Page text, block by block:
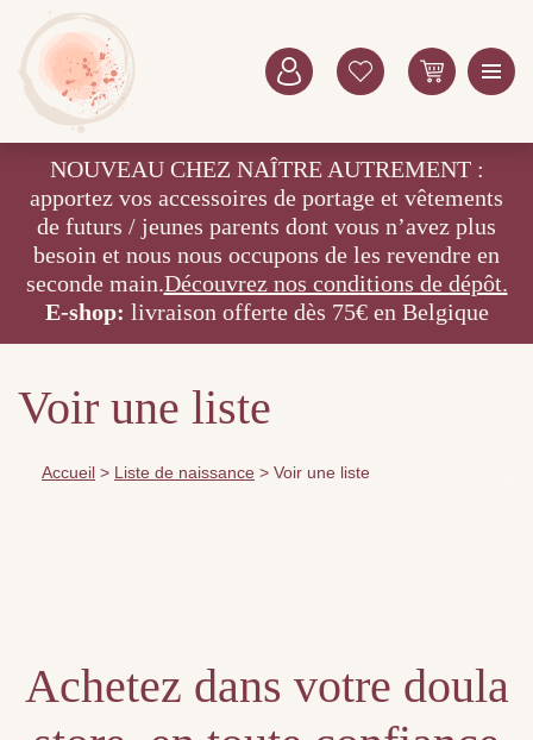
NOUVEAU CHEZ NAÎTRE AUTREMENT :
apportez vos accessoires de portage et vêtements
de futurs / jeunes parents dont vous n’avez plus
besoin et nous nous occupons de les revendre en
seconde main.Découvrez nos conditions de dépôt.
E-shop: livraison offerte dès 75€ en Belgique
Voir une liste
Accueil > Liste de naissance > Voir une liste
Achetez dans votre doula